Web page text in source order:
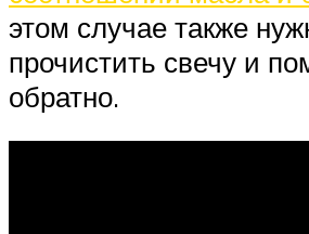
этом случае также
прочистить свечу и
обратно.